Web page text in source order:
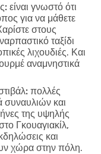
είναι γνωστό ότι
για να μάθετε
στους
ταξίδι
λιχουδιές. Και
αναμνηστικά
πολλές
και
της υψηλής
Γκουαγιακίλ,
και
χώρα στην πόλη.